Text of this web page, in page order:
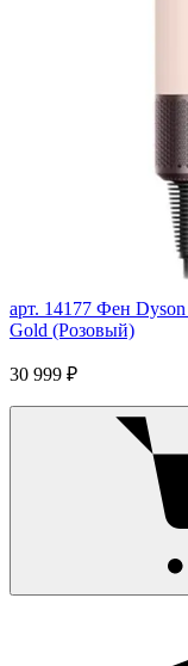
арт. 14177 Фен Dyson
Gold (Розовый)
30 999 ₽